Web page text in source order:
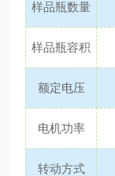
样品瓶数量
样品瓶容积
额定电压
电机功率
转动方式